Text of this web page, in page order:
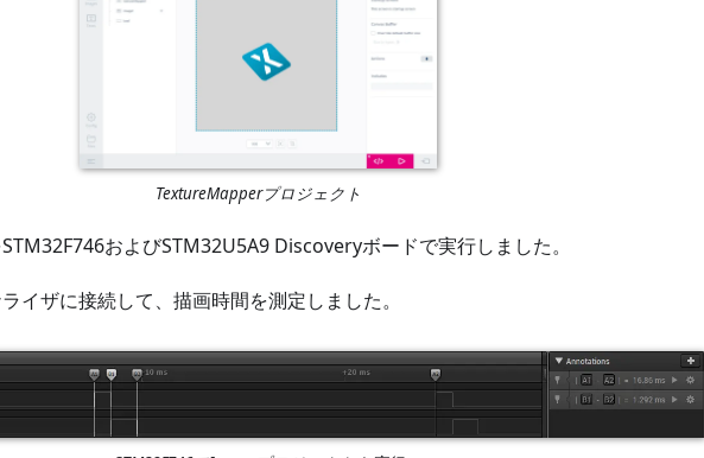
TextureMapperプロジェクト
およびSTM32U5A9 Discoveryボードで実行しました。
イザに接続して、描画時間を測定しました。